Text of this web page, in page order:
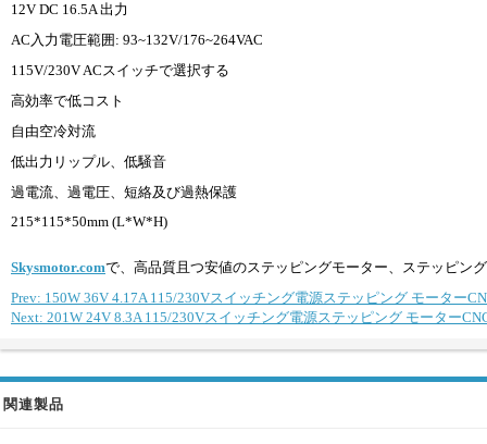
12V DC 16.5A 出力
AC入力電圧範囲: 93~132V/176~264VAC
115V/230V ACスイッチで選択する
高効率で低コスト
自由空冷対流
低出力リップル、低騒音
過電流、過電圧、短絡及び過熱保護
215*115*50mm (L*W*H)
Skysmotor.comで、高品質且つ安値のステッピングモーター、ステッピン
Prev: 150W 36V 4.17A 115/230Vスイッチング電源ステッピング モーター
Next: 201W 24V 8.3A 115/230Vスイッチング電源ステッピング モーター
関連製品